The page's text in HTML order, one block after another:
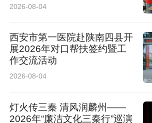
2026-08-04
西安市第一医院赴陕南四县开
展2026年对口帮扶签约暨工
作交流活动
2026-08-04
灯火传三秦 清风润麟州——
2026年“廉洁文化三秦行”巡演